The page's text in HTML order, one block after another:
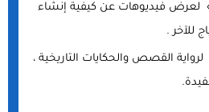
لعرض فيديوهات عن كيفية إنشاء
للآخر .
القصص والحكايات التاريخية ،